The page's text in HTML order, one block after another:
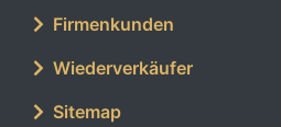
Firmenkunden
Wiederverkäufer
Sitemap